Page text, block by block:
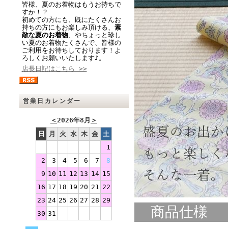
皆様、夏のお着物はもうお持ちで
すか！？
初めての方にも、既にたくさんお
持ちの方にもお楽しみ頂ける、 素
敵な夏のお着物、やちょっと珍し
い夏のお着物たくさんで、皆様の
ご利用をお待ちしております！よ
ろしくお願いいたします♪。
店長日記はこちら >>
営業日カレンダー
＜2026年8月 ＞
日
月 火 水 木 金 土
1
2
3 4 5 6 7
8
9 10 11 12 13 14 15
16 17 18 19 20 21 22
23 24 25 26 27 28 29
30 31 商品仕様